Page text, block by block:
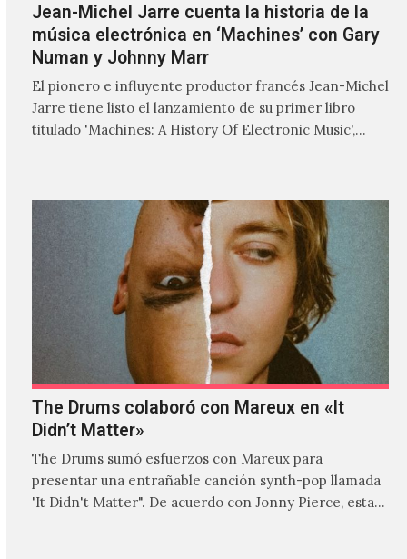
Jean-Michel Jarre cuenta la historia de la
música electrónica en ‘Machines’ con Gary
Numan y Johnny Marr
El pionero e influyente productor francés Jean-Michel
Jarre tiene listo el lanzamiento de su primer libro
titulado 'Machines: A History Of Electronic Music',
The Drums colaboró con Mareux en «It
Didn’t Matter»
The Drums sumó esfuerzos con Mareux para
presentar una entrañable canción synth-pop llamada
'It Didn't Matter". De acuerdo con Jonny Pierce, esta